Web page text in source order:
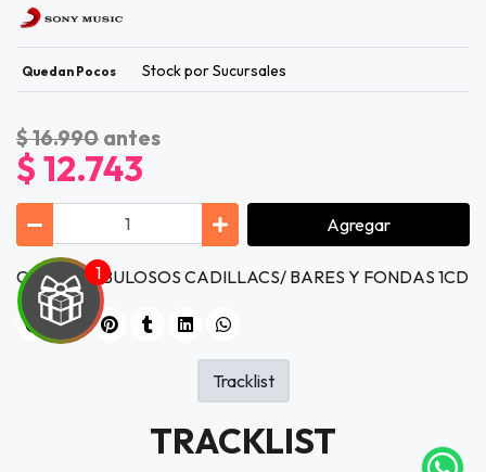
Quedan Pocos Stock por Sucursales
$ 16.990 antes
$ 12.743
Agregar
CD LOS FABULOSOS CADILLACS/ BARES Y FONDAS 1CD
TRACKLIST
Tracklist